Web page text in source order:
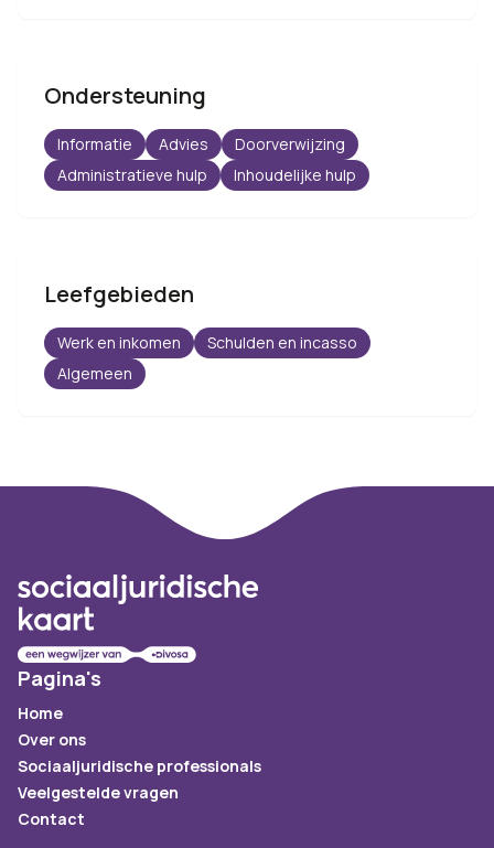
Ondersteuning
Informatie Advies
Doorverwijzing
Administratieve hulp
Inhoudelijke hulp
Leefgebieden
Werk en inkomen
Schulden en incasso
Algemeen
Pagina's
Home
Over ons
Sociaaljuridische professionals
Veelgestelde vragen
Contact